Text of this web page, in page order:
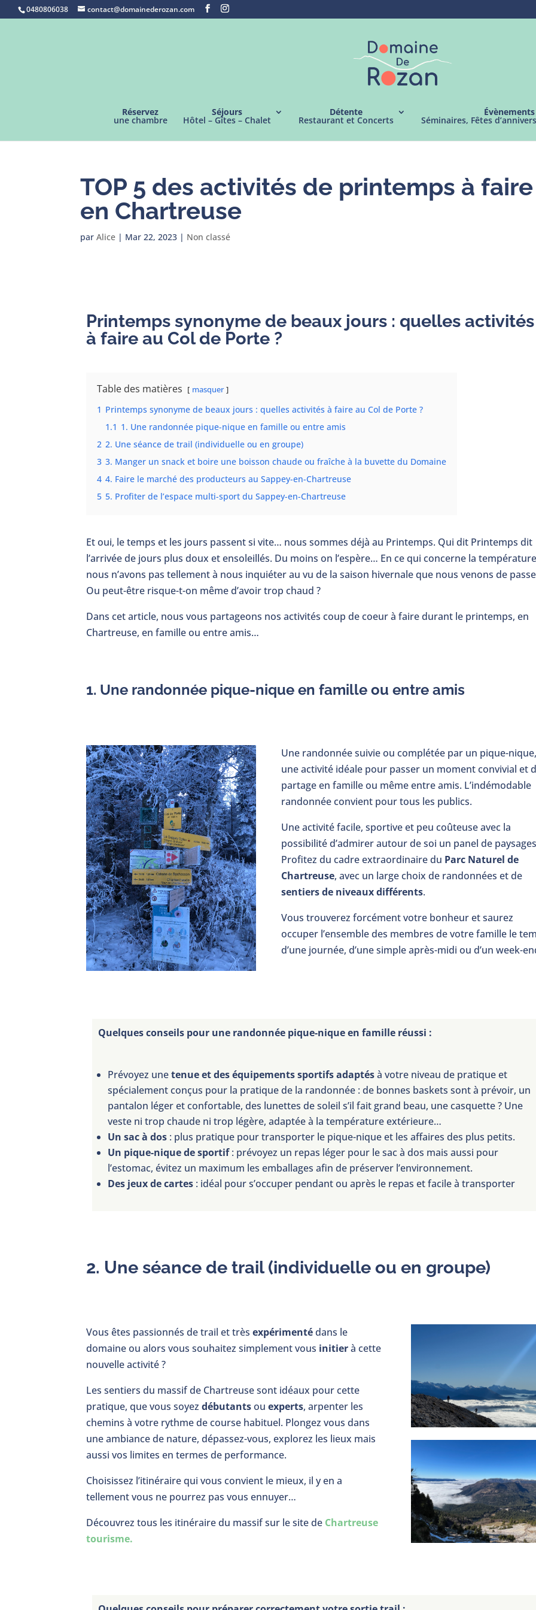
0480806038 contact@domainederozan.com
Réservez
une chambre
Séjours
Hôtel – Gîtes – Chalet
Détente
Restaurant et Concerts
Évènements
Séminaires, Fêtes
TOP 5 des activités de printemps à faire
en Chartreuse
parAlice | Mar 22, 2023 | Non classé
Printemps synonyme de beaux jours : quelles activités
à faire au Col de Porte ?
Table des matières masquer
1 Printemps synonyme de beaux jours : quelles activités à faire au Col de Porte ?
1.1 1. Une randonnée pique-nique en famille ou entre amis
2 2. Une séance de trail (individuelle ou en groupe)
3 3. Manger un snack et boire une boisson chaude ou fraîche à la buvette du Domaine
4 4. Faire le marché des producteurs au Sappey-en-Chartreuse
5 5. Profiter de l’espace multi-sport du Sappey-en-Chartreuse
Et oui, le temps et les jours passent si vite… nous sommes déjà au Printemps. Qui dit Printemps dit
l’arrivée de jours plus doux et ensoleillés. Du moins on l’espère… En ce qui concerne la
nous n’avons pas tellement à nous inquiéter au vu de la saison hivernale que nous venons de
Ou peut-être risque-t-on même d’avoir trop chaud ?
Dans cet article, nous vous partageons nos activités coup de coeur à faire durant le printemps, en
Chartreuse, en famille ou entre amis…
1. Une randonnée pique-nique en famille ou entre amis
Une randonnée suivie ou complétée par un pique-nique,
une activité idéale pour passer un moment convivial et
partage en famille ou même entre amis. L’indémodable
randonnée convient pour tous les publics.
Une activité facile, sportive et peu coûteuse avec la
possibilité d’admirer autour de soi un panel de
Profitez du cadre extraordinaire du Parc Naturel de
Chartreuse, avec un large choix de randonnées et de
sentiers de niveaux différents.
Vous trouverez forcément votre bonheur et saurez
occuper l’ensemble des membres de votre famille le
d’une journée, d’une simple après-midi ou d’un week-
Quelques conseils pour une randonnée pique-nique en famille réussi :
Prévoyez unetenue et des équipements sportifs adaptésà votre niveau de pratique et
spécialement conçus pour la pratique de la randonnée : de bonnes baskets sont à prévoir, un
pantalon léger et confortable, des lunettes de soleil s’il fait grand beau, une casquette ? Une
veste ni trop chaude ni trop légère, adaptée à la température extérieure…
Un sac à dos : plus pratique pour transporter le pique-nique et les affaires des plus petits.
Un pique-nique de sportif: prévoyez un repas léger pour le sac à dos mais aussi pour
l’estomac, évitez un maximum les emballages afin de préserver l’environnement.
Des jeux de cartes : idéal pour s’occuper pendant ou après le repas et facile à transporter
2. Une séance de trail (individuelle ou en groupe)
Vous êtes passionnés de trail et trèsexpérimentédans le
domaine ou alors vous souhaitez simplement vous initierà cette
nouvelle activité ?
Les sentiers du massif de Chartreuse sont idéaux pour cette
pratique, que vous soyezdébutantsouexperts, arpenter les
chemins à votre rythme de course habituel. Plongez vous dans
une ambiance de nature, dépassez-vous, explorez les lieux mais
aussi vos limites en termes de performance.
Choisissez l’itinéraire qui vous convient le mieux, il y en a
tellement vous ne pourrez pas vous ennuyer…
Découvrez tous les itinéraire du massif sur le site de Chartreuse
tourisme.